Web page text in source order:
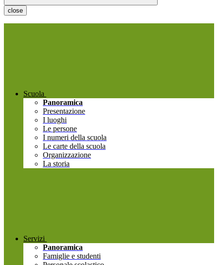
close
Scuola
Panoramica
Presentazione
I luoghi
Le persone
I numeri della scuola
Le carte della scuola
Organizzazione
La storia
Servizi
Panoramica
Famiglie e studenti